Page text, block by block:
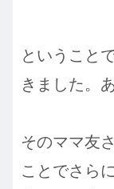
ということ
きました。
そのママ友
ことでさら